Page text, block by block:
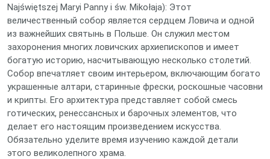
Najświętszej Maryi Panny i św. Mikołaja): Этот
величественный собор является сердцем Ловича и одной
из важнейших святынь в Польше. Он служил местом
захоронения многих ловичских архиепископов и имеет
богатую историю, насчитывающую несколько столетий.
Собор впечатляет своим интерьером, включающим богато
украшенные алтари, старинные фрески, роскошные часовни
и крипты. Его архитектура представляет собой смесь
готических, ренессансных и барочных элементов, что
делает его настоящим произведением искусства.
Обязательно уделите время изучению каждой детали
этого великолепного храма.